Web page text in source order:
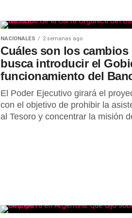
NACIONALES 2 semanas ago
Cuáles son los cambios
busca introducir el
funcionamiento del
El Poder Ejecutivo girará el
con el objetivo de prohibir la
al Tesoro y concentrar la misión